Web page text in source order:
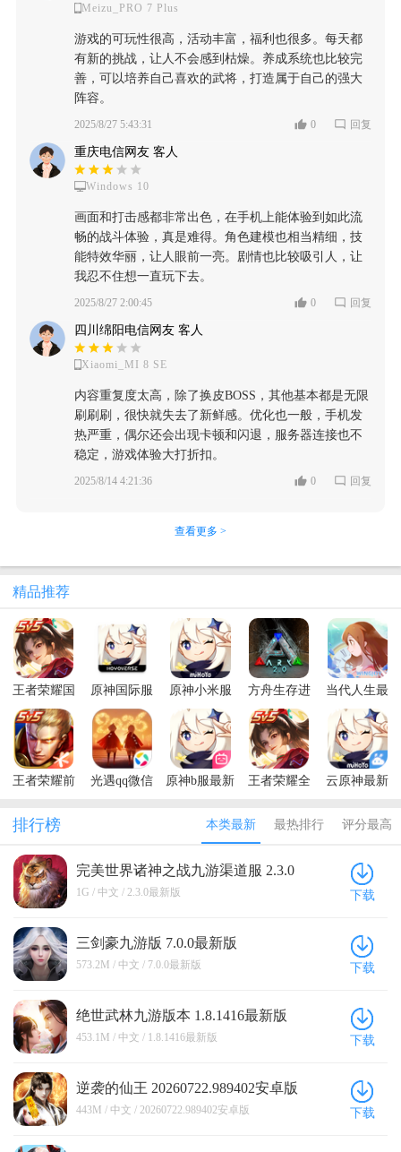
Meizu_PRO 7 Plus
游戏的可玩性很高，活动丰富，福利也很多。每天都
有新的挑战，让人不会感到枯燥。养成系统也比较完
善，可以培养自己喜欢的武将，打造属于自己的强大
阵容。
2025/8/27 5:43:31 0 回复
重庆电信网友 客人
Windows 10
画面和打击感都非常出色，在手机上能体验到如此流
畅的战斗体验，真是难得。角色建模也相当精细，技
能特效华丽，让人眼前一亮。剧情也比较吸引人，让
我忍不住想一直玩下去。
2025/8/27 2:00:45 0 回复
四川绵阳电信网友 客人
Xiaomi_MI 8 SE
内容重复度太高，除了换皮BOSS，其他基本都是无限
刷刷刷，很快就失去了新鲜感。优化也一般，手机发
热严重，偶尔还会出现卡顿和闪退，服务器连接也不
稳定，游戏体验大打折扣。
2025/8/14 4:21:36 0 回复
查看更多 >
精品推荐
王者荣耀国
际服最新版
2026(Honor
of Kings)
原神国际服
最新版
(Genshin
Impact)
原神小米服
方舟生存进
化破解版FF
作弊菜单
当代人生最
新版本
王者荣耀前
光遇qq微信
原神b服最新
王者荣耀全
新版(Honor
of Kings)
云原神最新
排行榜 本类最新 最热排行 评分最高
完美世界诸神之战九游渠道服 2.3.0
最新版
1G / 中文 / 2.3.0最新版 下载
三剑豪九游版 7.0.0最新版
573.2M / 中文 / 7.0.0最新版 下载
绝世武林九游版本 1.8.1416最新版
453.1M / 中文 / 1.8.1416最新版 下载
逆袭的仙王 20260722.989402安卓版
443M / 中文 / 20260722.989402安卓版 下载